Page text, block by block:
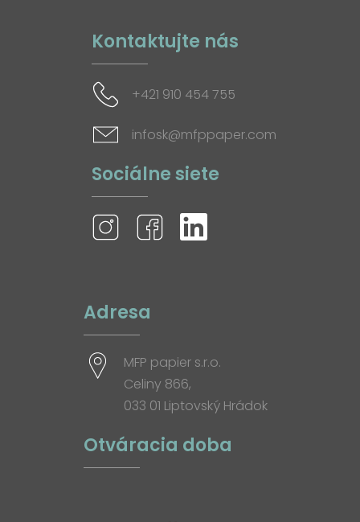
Kontaktujte nás
+421 910 454 755
infosk@mfppaper.com
Sociálne siete
Adresa
MFP papier s.r.o.
Celiny 866,
033 01 Liptovský Hrádok
Otváracia doba